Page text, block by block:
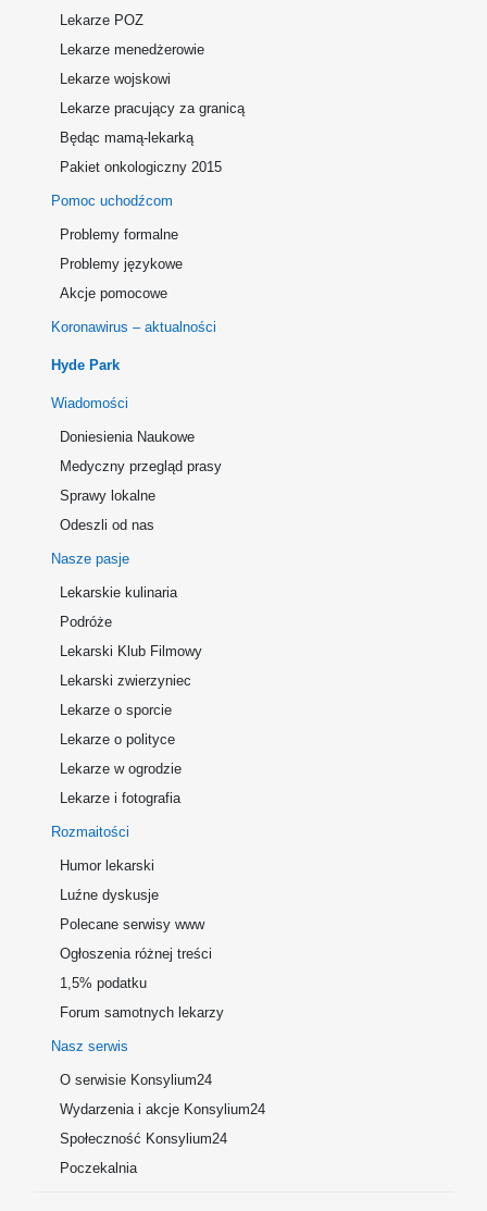
Lekarze POZ
Lekarze menedżerowie
Lekarze wojskowi
Lekarze pracujący za granicą
Będąc mamą-lekarką
Pakiet onkologiczny 2015
Pomoc uchodźcom
Problemy formalne
Problemy językowe
Akcje pomocowe
Koronawirus – aktualności
Hyde Park
Wiadomości
Doniesienia Naukowe
Medyczny przegląd prasy
Sprawy lokalne
Odeszli od nas
Nasze pasje
Lekarskie kulinaria
Podróże
Lekarski Klub Filmowy
Lekarski zwierzyniec
Lekarze o sporcie
Lekarze o polityce
Lekarze w ogrodzie
Lekarze i fotografia
Rozmaitości
Humor lekarski
Luźne dyskusje
Polecane serwisy www
Ogłoszenia różnej treści
1,5% podatku
Forum samotnych lekarzy
Nasz serwis
O serwisie Konsylium24
Wydarzenia i akcje Konsylium24
Społeczność Konsylium24
Poczekalnia